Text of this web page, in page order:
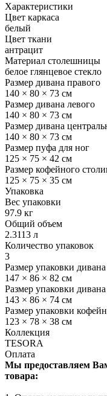
Характеристики
Цвет каркаса
белый
Цвет ткани
антрацит
Материал столешницы
белое глянцевое стекло
Размер дивана правого
140 × 80 × 73 см
Размер дивана левого
140 × 80 × 73 см
Размер дивана
140 × 80 × 73 см
Размер пуфа для ног
125 × 75 × 42 см
Размер кофейного
125 × 75 × 35 см
Упаковка
Вес упаковки
97.9 кг
Общий объем
2.3113 л
Количество упаковок
3
Размер упаковки
147 × 86 × 82 см
Размер упаковки
143 × 86 × 74 см
Размер упаковки
123 × 78 × 38 см
Коллекция
TESORA
Оплата
Мы предоставляем
товара: